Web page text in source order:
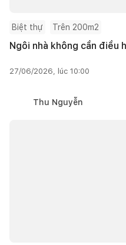
Biệt thự Trên 200m2
Ngôi nhà không cần điều
27/06/2026, lúc 10:00
Thu Nguyễn